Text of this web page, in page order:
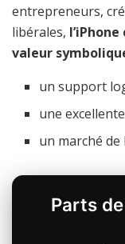
entrepreneurs,
libérales,
valeur
un support
une
un marché de
Parts